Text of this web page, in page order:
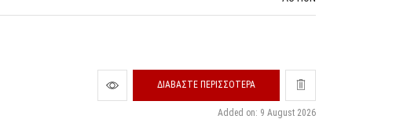
ΔΙΑΒΆΣΤΕ ΠΕΡΙΣΣΌΤΕΡΑ
Added on: 9 August 2026